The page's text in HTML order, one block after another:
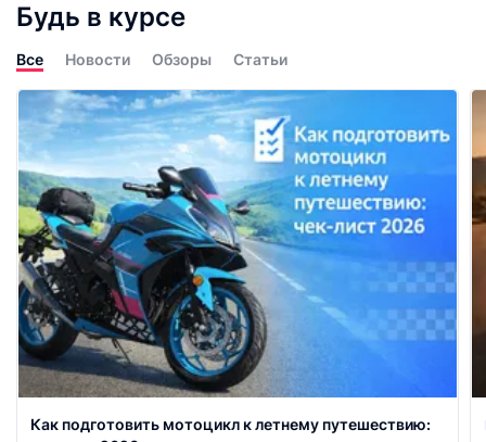
Будь в курсе
Все Новости Обзоры Статьи
Как подготовить мотоцикл к летнему путешествию: